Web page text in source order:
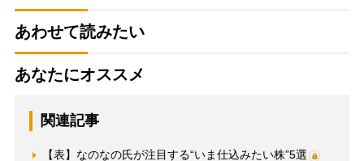
あわせて読みたい
あなたにオススメ
関連記事
【表】なのなの氏が注目する“いま仕込みたい株”5選